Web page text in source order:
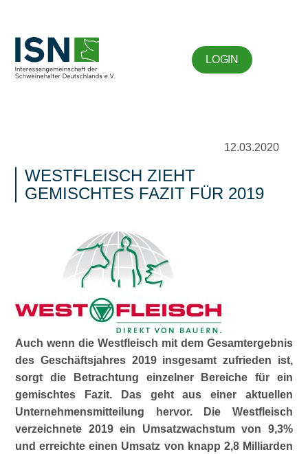
LOGIN
12.03.2020
WESTFLEISCH ZIEHT
GEMISCHTES FAZIT FÜR 2019
Auch wenn die Westfleisch mit dem Gesamtergebnis
des Geschäftsjahres 2019 insgesamt zufrieden ist,
sorgt die Betrachtung einzelner Bereiche für ein
gemischtes Fazit. Das geht aus einer aktuellen
Unternehmensmitteilung hervor. Die Westfleisch
verzeichnete 2019 ein Umsatzwachstum von 9,3%
und erreichte einen Umsatz von knapp 2,8 Milliarden